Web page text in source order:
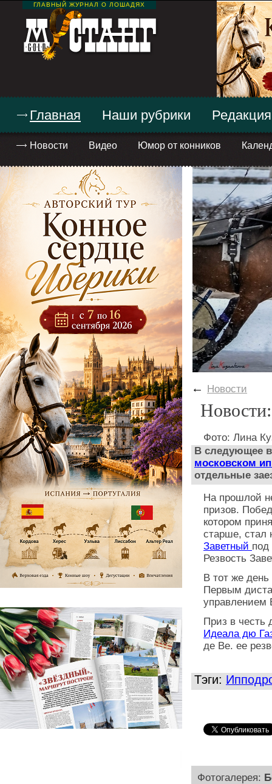
ГЛАВНЫЙ ЖУРНАЛ О ЛОШАДЯХ
Главная
Новости Видео Юмор от конников
Наши рубрики Редакция
← Новости
Фото: Лина
В следующее
московском
отдельные
На прошлой
призов.
котором
старше, стал
Заветный под
Резвость
В тот же
Первым
управлением
Приз в честь
Идеала дю
де Ве. ее
Тэги:
Фотогалерея: